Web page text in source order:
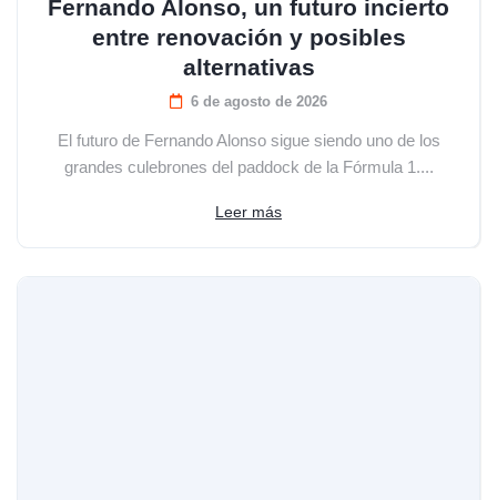
Fernando Alonso, un futuro incierto
entre renovación y posibles
alternativas
6 de agosto de 2026
El futuro de Fernando Alonso sigue siendo uno de los
grandes culebrones del paddock de la Fórmula 1....
Leer más